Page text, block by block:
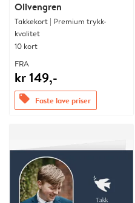
Olivengren
Takkekort | Premium trykk-
kvalitet
10 kort
FRA
kr 149,-
offers Faste lave priser